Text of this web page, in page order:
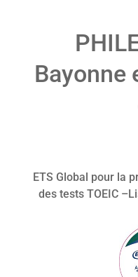
Bayonne
ETS Global pour la
des tests TOEIC